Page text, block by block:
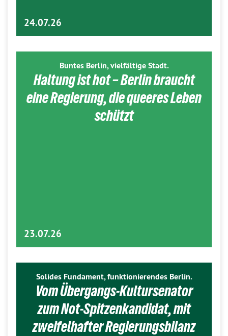
24.07.26
Buntes Berlin, vielfältige Stadt.
Haltung ist hot – Berlin braucht
eine Regierung, die queeres Leben
schützt
23.07.26
Solides Fundament, funktionierendes Berlin.
Vom Übergangs-Kultursenator
zum Not-Spitzenkandidat, mit
zweifelhafter Regierungsbilanz